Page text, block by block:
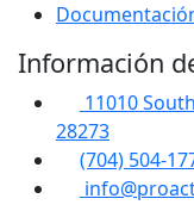
Información
11010
28273
(704) 504-